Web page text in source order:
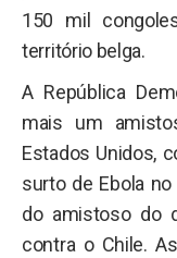
150 mil
território belga.
A República
mais um
Estados Unidos,
surto de Ebola
do amistoso do
contra o Chile.